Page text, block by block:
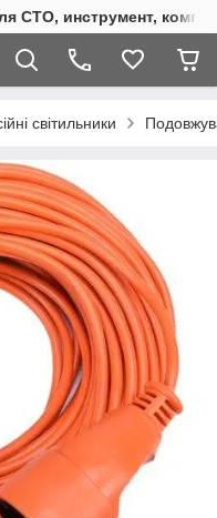
СТО, инструмент,
світильники